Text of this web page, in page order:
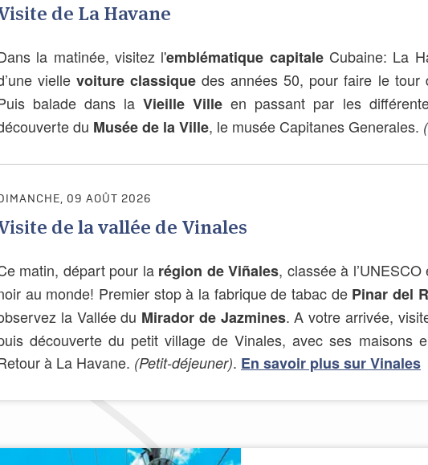
de La Havane
la matinée, visitez l'emblématique capitaleCubaine: La
viellevoiture classique des années 50, pour faire le tour
balade dans laVieille Ville en passant par les
du Musée de la Ville, le musée Capitanes Generales.
09 AOÛT 2026
de la vallée de Vinales
matin, départ pour larégion de Viñales, classée à
au monde! Premier stop à la fabrique de tabac de Pinar del
la Vallée du Mirador de Jazmines. A votre arrivée,
découverte du petit village de Vinales, avec ses maisons
à La Havane. (Petit-déjeuner). En savoir plus sur Vinales